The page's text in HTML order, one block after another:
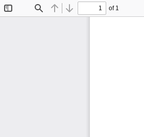
Find Previous
Next
of 1